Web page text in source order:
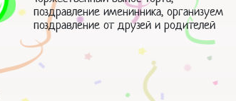
поздравление именинника, организуем
поздравление от друзей и родителей